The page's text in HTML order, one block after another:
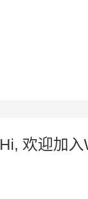
Hi, 欢迎加入